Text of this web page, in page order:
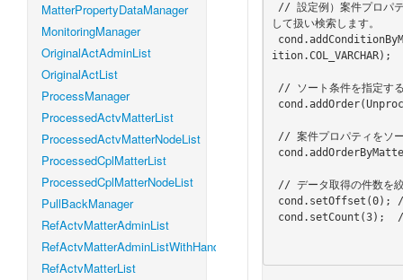
MatterPropertyDataManager
MonitoringManager
OriginalActAdminList
OriginalActList
ProcessManager
ProcessedActvMatterList
ProcessedActvMatterNodeList
ProcessedCplMatterList
ProcessedCplMatterNodeList
PullBackManager
RefActvMatterAdminList
RefActvMatterAdminListWithHandleLevel
RefActvMatterList
して扱い検索します。
ition.COL_VARCHAR);